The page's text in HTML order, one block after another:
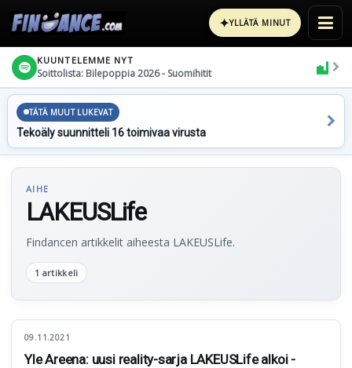
✦YLLÄTÄ MINUT
KUUNTELEMME NYT
Soittolista: Bilepoppia 2026 - Suomihitit
TÄTÄ MUUT LUKEVAT
Tekoäly suunnitteli 16 toimivaa virusta
AIHE
LAKEUSLife
Findancen artikkelit aiheesta LAKEUSLife.
1 artikkeli
09.11.2021
Yle Areena: uusi reality-sarja LAKEUSLife alkoi -